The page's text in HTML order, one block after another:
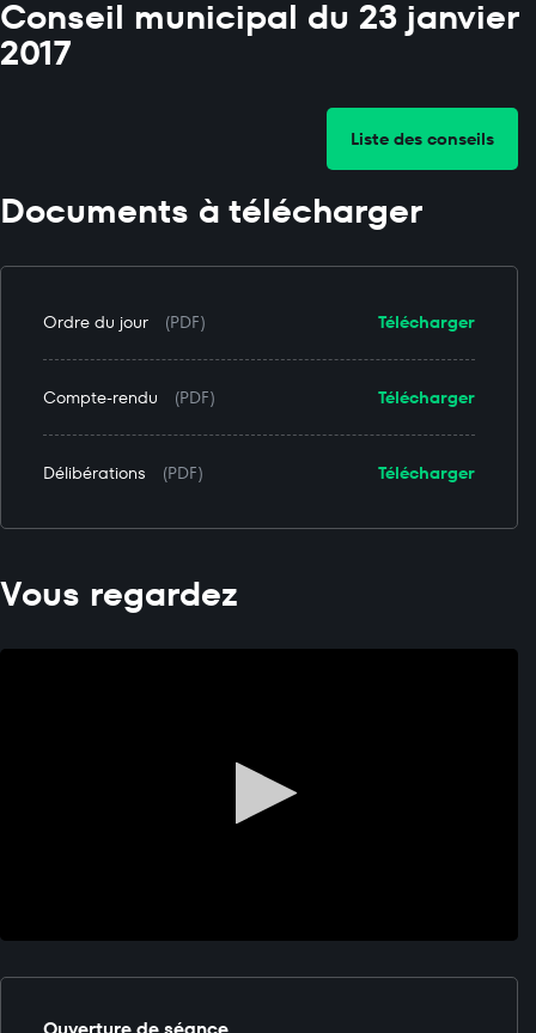
Conseil municipal du 23 janvier
2017
Liste des conseils
Documents à télécharger
Télécharger
Ordre du jour (PDF)
Télécharger
Compte-rendu (PDF)
Télécharger
Délibérations (PDF)
Vous regardez